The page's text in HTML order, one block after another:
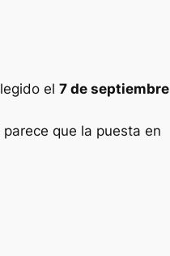
el 7 de septiembre
que la puesta en